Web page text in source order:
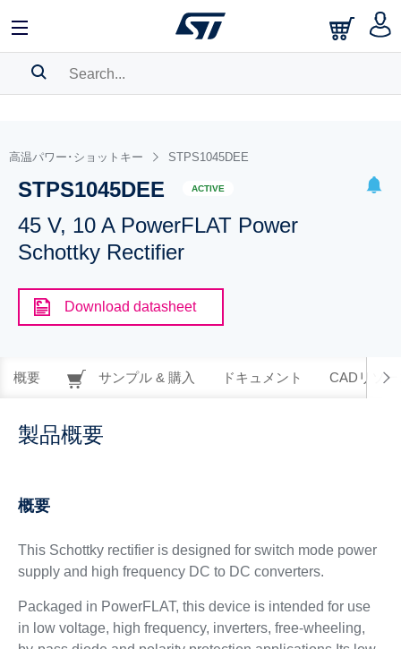
BOOKMARK
Pleaselog into show your saved searches.
高温パワー･ショットキー STPS1045DEE
STPS1045DEE ACTIVE
45 V, 10 A PowerFLAT Power
Schottky Rectifier
Download datasheet
概要 サンプル & 購入 ドキュメント CADリソー
製品概要
概要
This Schottky rectifier is designed for switch mode power
supply and high frequency DC to DC converters.
Packaged in PowerFLAT, this device is intended for use
in low voltage, high frequency, inverters, free-wheeling,